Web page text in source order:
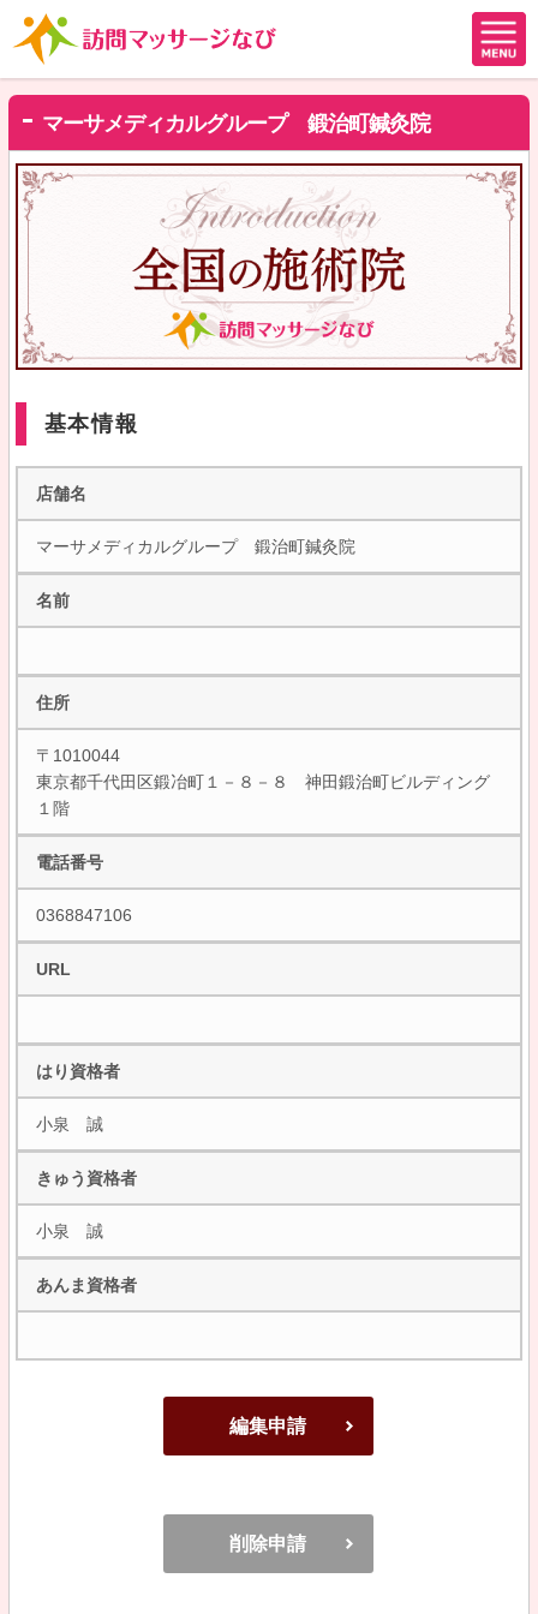
マーサメディカルグループ 鍛治町鍼灸院
基本情報
店舗名
マーサメディカルグループ 鍛治町鍼灸院
名前
住所
〒1010044
東京都千代田区鍛冶町１－８－８ 神田鍛治町ビルディング
１階
電話番号
0368847106
URL
はり資格者
小泉 誠
きゅう資格者
小泉 誠
あんま資格者
編集申請
削除申請